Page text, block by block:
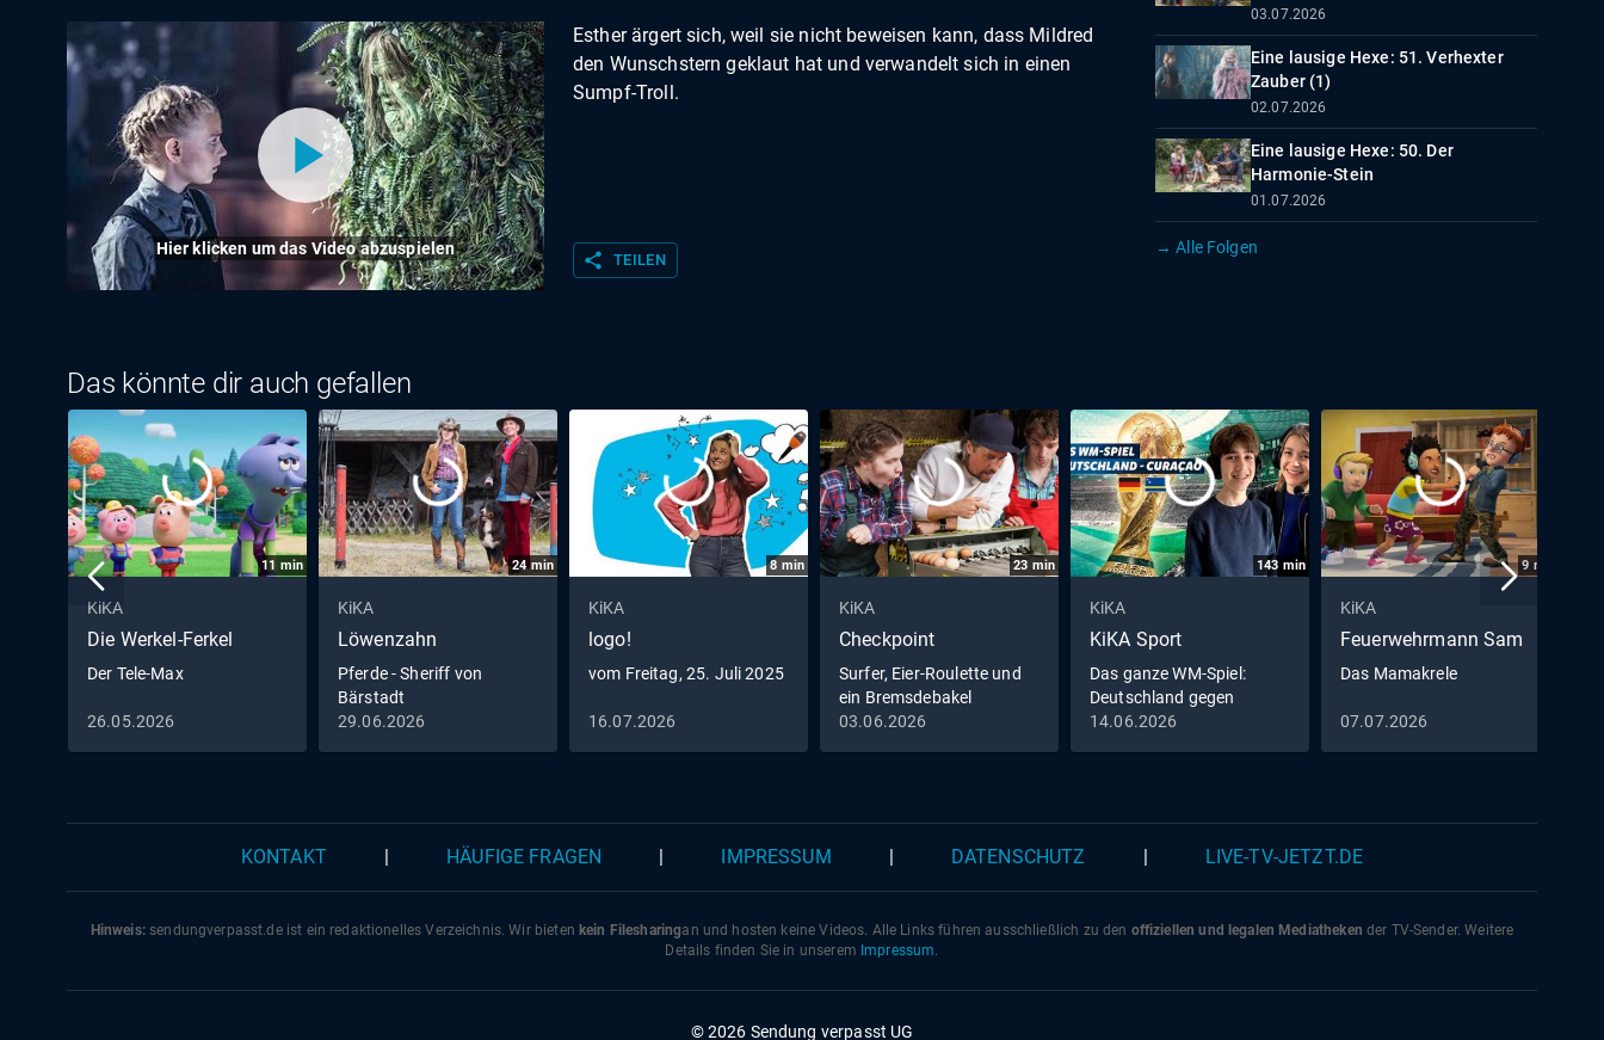
Hier klicken um das Video abzuspielen
Esther ärgert sich, weil sie nicht beweisen kann, dass Mildred
den Wunschstern geklaut hat und verwandelt sich in einen
Sumpf-Troll.
share TEILEN
03.07.2026
Eine lausige Hexe: 51. Verhexter
Zauber (1)
02.07.2026
Eine lausige Hexe: 50. Der
Harmonie-Stein
01.07.2026
→ Alle Folgen
Das könnte dir auch gefallen
11 min
KiKA
Die Werkel-Ferkel
Der Tele-Max
26.05.2026
24min
KiKA
Löwenzahn
Pferde - Sheriff von
Bärstadt
29.06.2026
8 min
KiKA
logo!
vom Freitag, 25. Juli 2025
16.07.2026
23 min
KiKA
Checkpoint
Surfer, Eier-Roulette und
ein Bremsdebakel
03.06.2026
143 min
KiKA
KiKA Sport
Das ganze WM-Spiel:
Deutschland gegen
Curaçao
14.06.2026
9 min
KiKA
Feuerwehrmann Sam
Das Mamakrele
07.07.2026
KONTAKT HÄUFIGE FRAGEN IMPRESSUM DATENSCHUTZ LIVE-TV-JETZT.DE
Hinweis:sendungverpasst.deist ein redaktionelles Verzeichnis. Wir bieten kein Filesharingan und hosten keine Videos. Alle Links führen ausschließlich zu den offiziellen und legalen Mediatheken der TV-Sender. Weitere
Details finden Sie in unserem Impressum.
© 2026 Sendung verpasst UG